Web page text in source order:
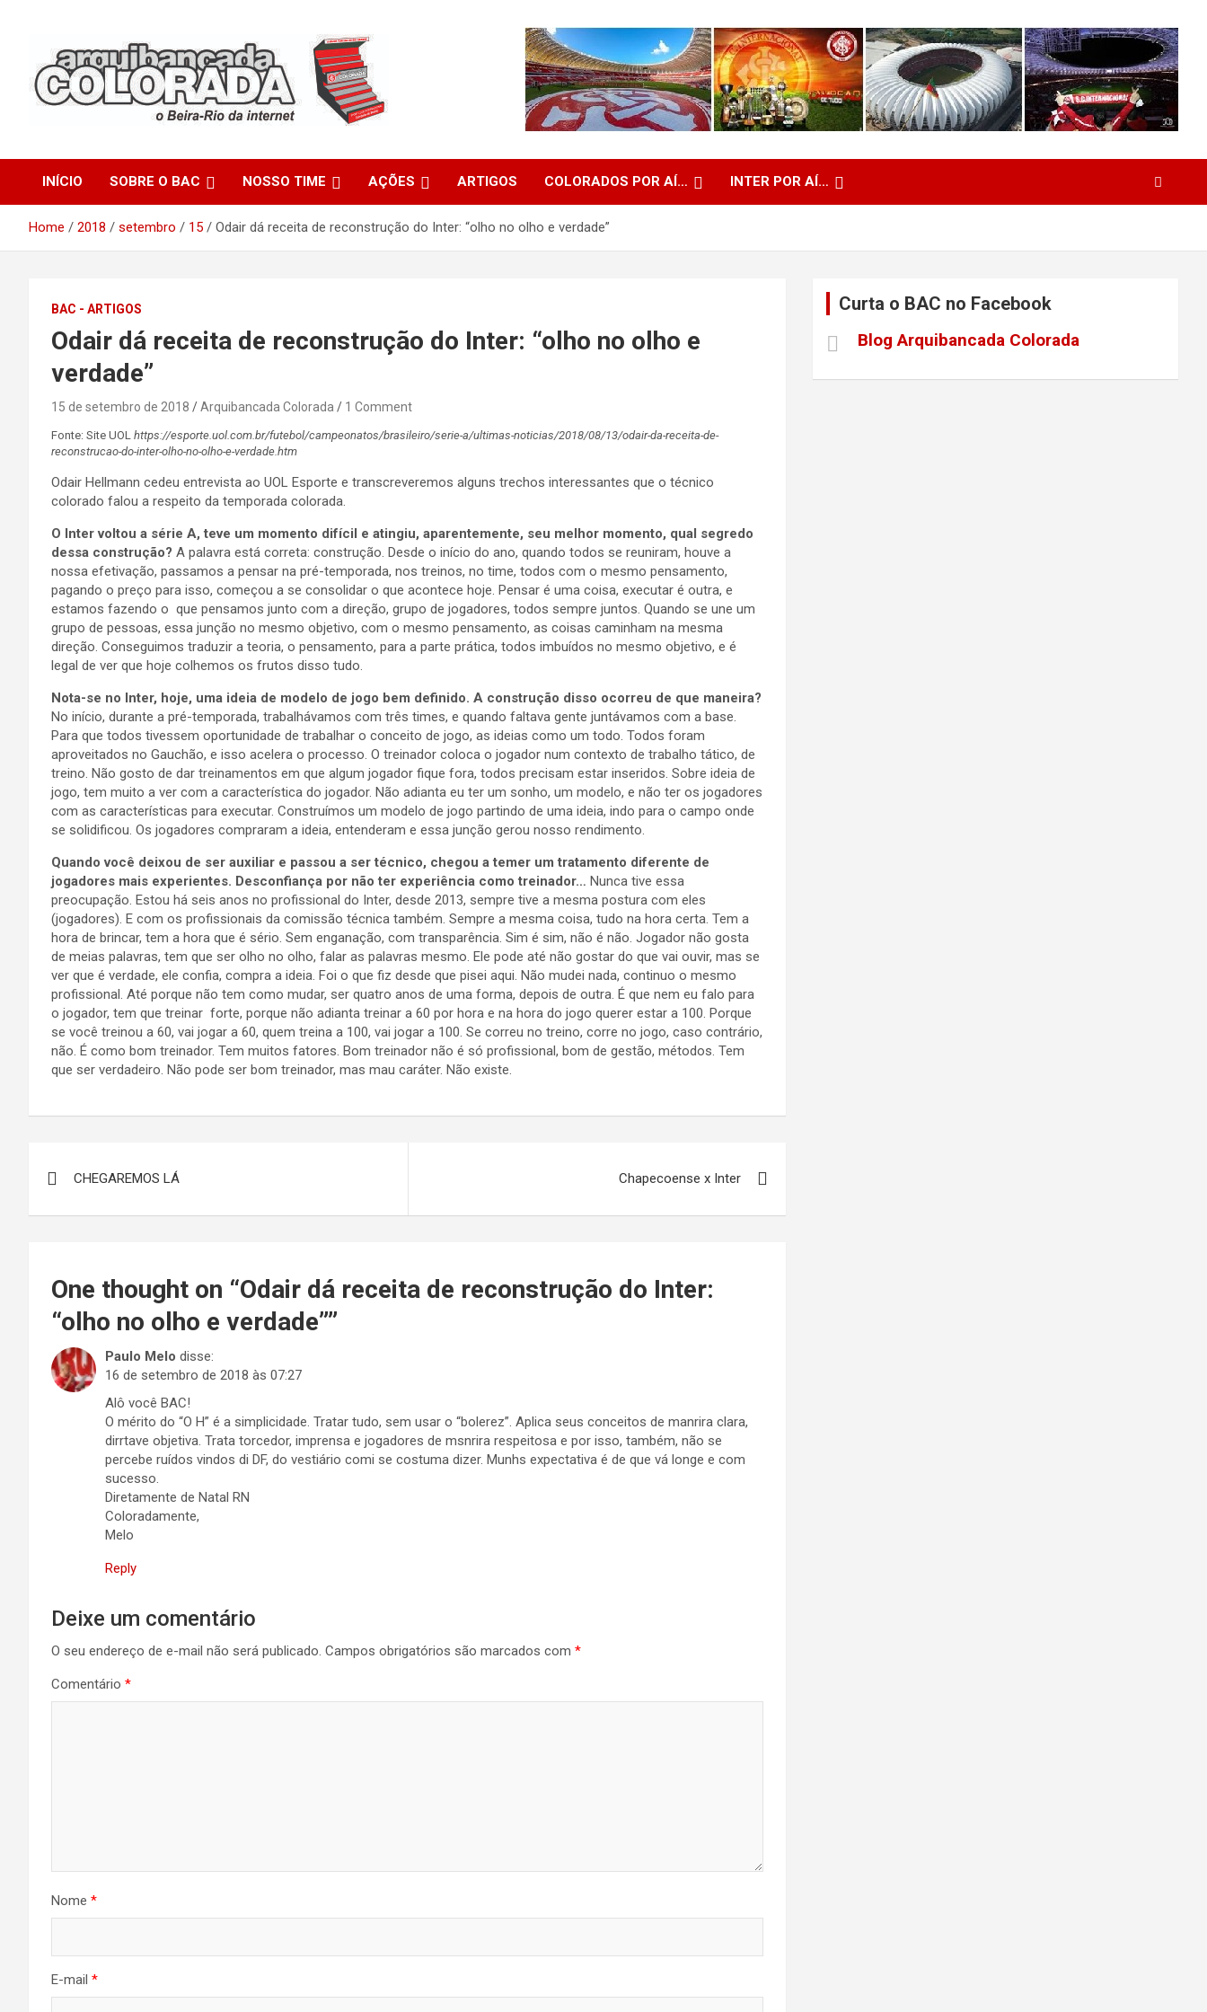
Arquibancada Colorada
INÍCIO SOBRE O BAC NOSSO TIME AÇÕES ARTIGOS COLORADOS POR AÍ… INTER POR AÍ…
Home 2018 setembro 15 Odair dá receita de reconstrução do Inter: “olho no olho e verdade”
BAC - ARTIGOS
Odair dá receita de reconstrução do Inter: “olho no olho e
verdade”
15 de setembro de 2018 Arquibancada Colorada 1 Comment
Fonte: Site UOL https://esporte.uol.com.br/futebol/campeonatos/brasileiro/serie-a/ultimas-noticias/2018/08/13/odair-da-receita-de-
reconstrucao-do-inter-olho-no-olho-e-verdade.htm
Odair Hellmann cedeu entrevista ao UOL Esporte e transcreveremos alguns trechos interessantes que o técnico
colorado falou a respeito da temporada colorada.
O Inter voltou a série A, teve um momento difícil e atingiu, aparentemente, seu melhor momento, qual segredo
dessa construção? A palavra está correta: construção. Desde o início do ano, quando todos se reuniram, houve a
nossa efetivação, passamos a pensar na pré-temporada, nos treinos, no time, todos com o mesmo pensamento,
pagando o preço para isso, começou a se consolidar o que acontece hoje. Pensar é uma coisa, executar é outra, e
estamos fazendo o que pensamos junto com a direção, grupo de jogadores, todos sempre juntos. Quando se une um
grupo de pessoas, essa junção no mesmo objetivo, com o mesmo pensamento, as coisas caminham na mesma
direção. Conseguimos traduzir a teoria, o pensamento, para a parte prática, todos imbuídos no mesmo objetivo, e é
legal de ver que hoje colhemos os frutos disso tudo.
Nota-se no Inter, hoje, uma ideia de modelo de jogo bem definido. A construção disso ocorreu de que maneira?
No início, durante a pré-temporada, trabalhávamos com três times, e quando faltava gente juntávamos com a base.
Para que todos tivessem oportunidade de trabalhar o conceito de jogo, as ideias como um todo. Todos foram
aproveitados no Gauchão, e isso acelera o processo. O treinador coloca o jogador num contexto de trabalho tático, de
treino. Não gosto de dar treinamentos em que algum jogador fique fora, todos precisam estar inseridos. Sobre ideia de
jogo, tem muito a ver com a característica do jogador. Não adianta eu ter um sonho, um modelo, e não ter os jogadores
com as características para executar. Construímos um modelo de jogo partindo de uma ideia, indo para o campo onde
se solidificou. Os jogadores compraram a ideia, entenderam e essa junção gerou nosso rendimento.
Quando você deixou de ser auxiliar e passou a ser técnico, chegou a temer um tratamento diferente de
jogadores mais experientes. Desconfiança por não ter experiência como treinador… Nunca tive essa
preocupação. Estou há seis anos no profissional do Inter, desde 2013, sempre tive a mesma postura com eles
(jogadores). E com os profissionais da comissão técnica também. Sempre a mesma coisa, tudo na hora certa. Tem a
hora de brincar, tem a hora que é sério. Sem enganação, com transparência. Sim é sim, não é não. Jogador não gosta
de meias palavras, tem que ser olho no olho, falar as palavras mesmo. Ele pode até não gostar do que vai ouvir, mas se
ver que é verdade, ele confia, compra a ideia. Foi o que fiz desde que pisei aqui. Não mudei nada, continuo o mesmo
profissional. Até porque não tem como mudar, ser quatro anos de uma forma, depois de outra. É que nem eu falo para
o jogador, tem que treinar forte, porque não adianta treinar a 60 por hora e na hora do jogo querer estar a 100. Porque
se você treinou a 60, vai jogar a 60, quem treina a 100, vai jogar a 100. Se correu no treino, corre no jogo, caso contrário,
não. É como bom treinador. Tem muitos fatores. Bom treinador não é só profissional, bom de gestão, métodos. Tem
que ser verdadeiro. Não pode ser bom treinador, mas mau caráter. Não existe.
de
CHEGAREMOS LÁ Chapecoense x Inter
One thought on “Odair dá receita de reconstrução do Inter:
“olho no olho e verdade””
Paulo Melo disse:
16 de setembro de 2018 às 07:27
Alô você BAC!
O mérito do “O H” é a simplicidade. Tratar tudo, sem usar o “bolerez”. Aplica seus conceitos de manrira clara,
dirrtave objetiva. Trata torcedor, imprensa e jogadores de msnrira respeitosa e por isso, também, não se
percebe ruídos vindos di DF, do vestiário comi se costuma dizer. Munhs expectativa é de que vá longe e com
sucesso.
Diretamente de Natal RN
Coloradamente,
Melo
Reply
Deixe um comentário
O seu endereço de e-mail não será publicado. Campos obrigatórios são marcados com *
Comentário *
Nome *
E-mail *
Curta o BAC no Facebook
Blog Arquibancada Colorada